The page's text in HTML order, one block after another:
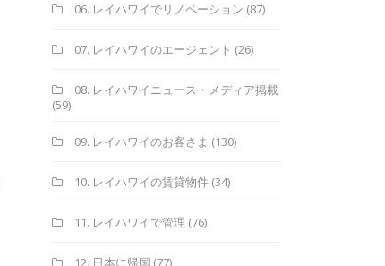
06. レイハワイでリノベーション (87)
07. レイハワイのエージェント (26)
08. レイハワイニュース・メディア掲載
(59)
09. レイハワイのお客さま (130)
10. レイハワイの賃貸物件 (34)
11. レイハワイで管理 (76)
12. 日本に帰国 (77)